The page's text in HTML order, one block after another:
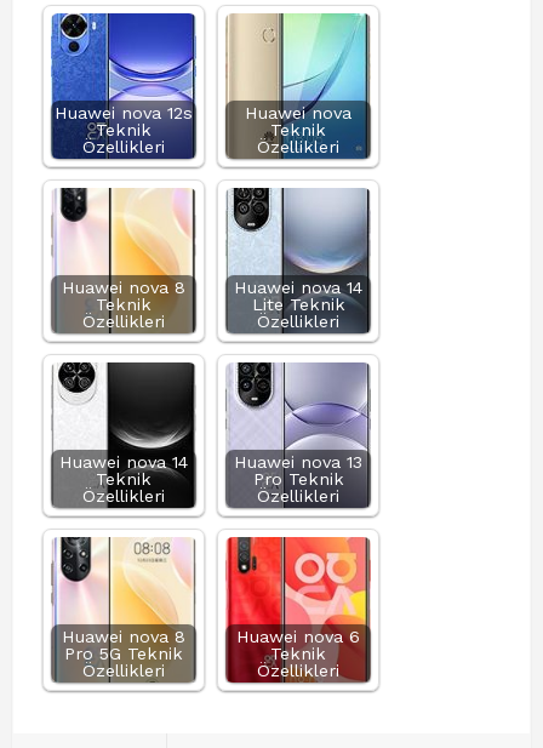
Huawei nova 12s
Teknik
Özellikleri
Huawei nova
Teknik
Özellikleri
Huawei nova 8
Teknik
Özellikleri
Huawei nova 14
Lite Teknik
Özellikleri
Huawei nova 14
Teknik
Özellikleri
Huawei nova 13
Pro Teknik
Özellikleri
Huawei nova 8
Pro 5G Teknik
Özellikleri
Huawei nova 6
Teknik
Özellikleri